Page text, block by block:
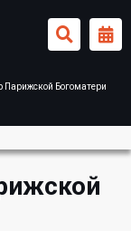
Парижской Богоматери